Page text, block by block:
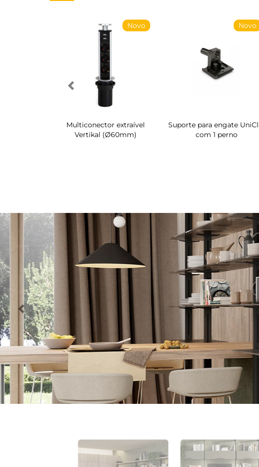
Novo
Multiconector extraível
Vertikal (Ø60mm)
Novo
Suporte para engate
com 1 perno